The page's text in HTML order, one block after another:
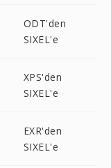
ODT'den
SIXEL'e
XPS'den
SIXEL'e
EXR'den
SIXEL'e